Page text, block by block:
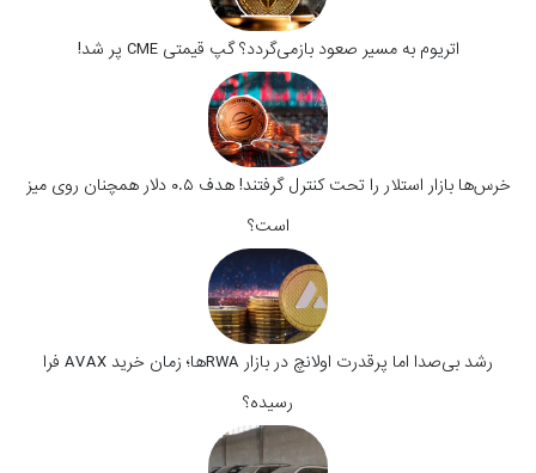
اتریوم به مسیر صعود بازمی‌گردد؟ گپ قیمتی CME پر شد!
خرس‌ها بازار استلار را تحت کنترل گرفتند! هدف ۰.۵ دلار همچنان روی میز
است؟
رشد بی‌صدا اما پرقدرت اولانچ در بازار RWAها؛ زمان خرید AVAX فرا
رسیده؟